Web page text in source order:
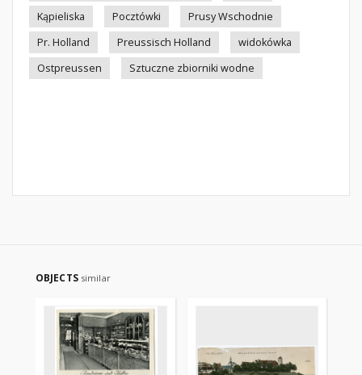
Kąpieliska
Pocztówki
Prusy Wschodnie
Pr. Holland
Preussisch Holland
widokówka
Ostpreussen
Sztuczne zbiorniki wodne
OBJECTS similar